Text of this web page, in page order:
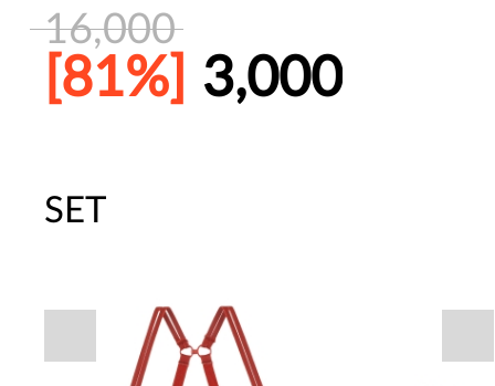
16,000
[81%] 3,000
주말특가 20%(8.7~8.9)/5만원 이
[썸머블프] 2만원 할인 쿠폰(8.1~31)
SET